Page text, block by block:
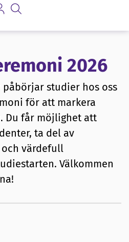
2026
studier hos oss
för att markera
Du får möjlighet att
ta del av
värdefull
Välkommen